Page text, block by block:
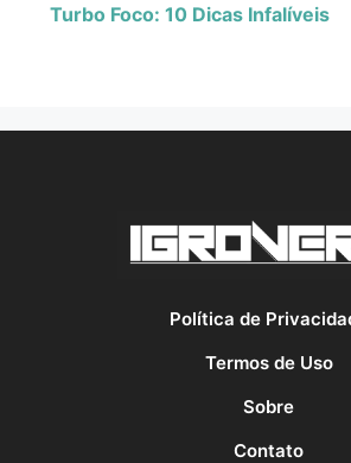
Turbo Foco: 10 Dicas Infalíveis
Política de
Termos de Uso
Sobre
Contato